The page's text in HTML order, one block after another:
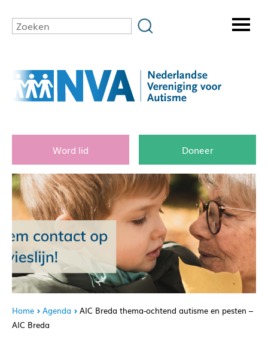
Word lid Doneer
Home Agenda
AIC Breda thema-ochtend autisme en pesten –
AIC Breda